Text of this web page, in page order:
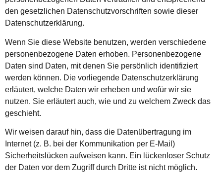
den gesetzlichen Datenschutzvorschriften sowie dieser
Datenschutzerklärung.
Wenn Sie diese Website benutzen, werden verschiedene
personenbezogene Daten erhoben. Personenbezogene
Daten sind Daten, mit denen Sie persönlich identifiziert
werden können. Die vorliegende Datenschutzerklärung
erläutert, welche Daten wir erheben und wofür wir sie
nutzen. Sie erläutert auch, wie und zu welchem Zweck das
geschieht.
Wir weisen darauf hin, dass die Datenübertragung im
Internet (z. B. bei der Kommunikation per E-Mail)
Sicherheitslücken aufweisen kann. Ein lückenloser Schutz
der Daten vor dem Zugriff durch Dritte ist nicht möglich.